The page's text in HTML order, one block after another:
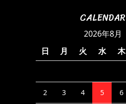
CALENDAR
2026年8月
日
月 火 水 木
2 3 4 5 6